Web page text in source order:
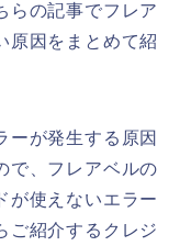
らの記事でフレア
原因をまとめて紹
ーが発生する原因
で、フレアベルの
が使えないエラー
ご紹介するクレジ